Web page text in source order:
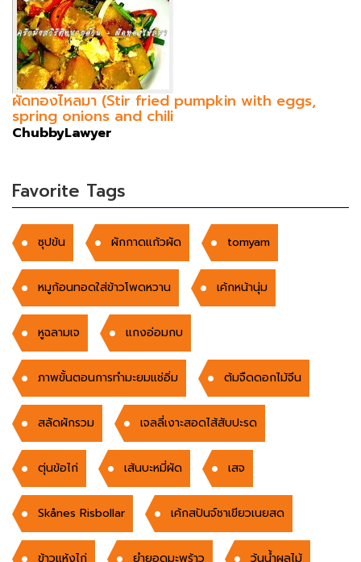
ผัดทองไหลมา (Stir fried pumpkin with eggs,
spring onions and chili
ChubbyLawyer
Favorite Tags
ซุปข้น ผักกาดแก้วผัด tomyam
หมูก้อนทอดใส่ข้าวโพดหวาน เค้กหน้านุ่ม
หูฉลามเจ แกงอ่อมกบ
ภาพขั้นตอนการทำมะยมแช่อิ่ม ต้มจืดดอกไม้จีน
สลัดผักรวม เจลลี่เงาะสอดไส้สับปะรด
ตุ่นข้อไก่ เส้นบะหมี่ผัด เสจ
Skånes Risbollar เค้กสปันจ์ชาเขียวเนยสด
ข้าวแห้งไก่ ยำยอดมะพร้าว วุ้นน้ำผลไม้